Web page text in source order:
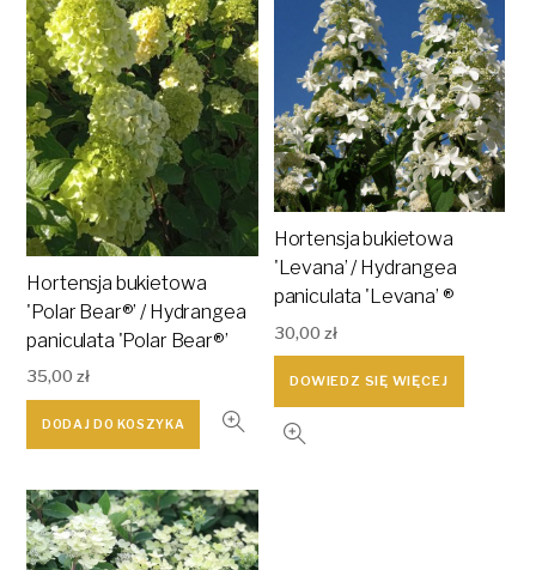
Hortensja bukietowa
'Polar Bear®’ / Hydrangea
paniculata 'Polar Bear®’
35,00zł
DODAJ DO KOSZYKA
Hortensja bukietowa
'Levana’ / Hydrangea
paniculata 'Levana’ ®
30,00 zł
DOWIEDZ SIĘ WIĘCEJ